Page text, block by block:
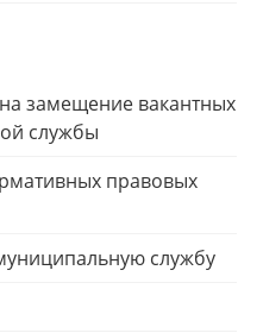
замещение вакантных
службы
правовых
службу